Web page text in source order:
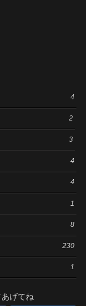
4
2
3
4
4
1
8
230
1
げてね